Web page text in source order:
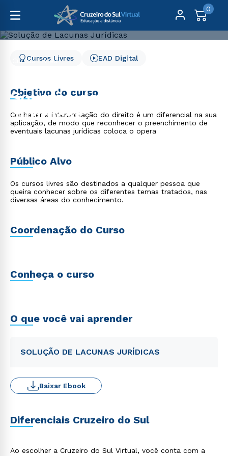
0
Cursos Livres
Solução de Lacunas
Jurídicas
Cursos Livres EAD Digital
Objetivo do curso
Conhecer a interpretação do direito é um diferencial na sua
aplicação, de modo que reconhecer o preenchimento de
eventuais lacunas jurídicas coloca o opera
Público Alvo
Os cursos livres são destinados a qualquer pessoa que
queira conhecer sobre os diferentes temas tratados, nas
diversas áreas do conhecimento.
Coordenação do Curso
Conheça o curso
O que você vai aprender
SOLUÇÃO DE LACUNAS JURÍDICAS
Baixar Ebook
Diferenciais Cruzeiro do Sul
Ao escolher a Cruzeiro do Sul Virtual, você conta com a